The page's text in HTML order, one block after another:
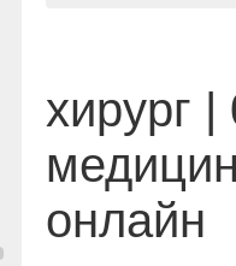
хирург |
онлайн